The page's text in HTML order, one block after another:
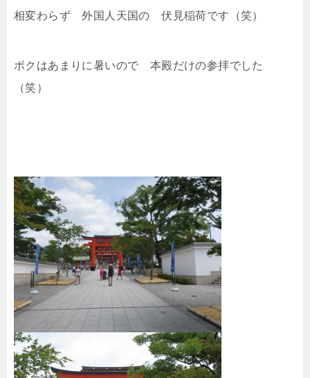
相変わらず 外国人天国の 伏見稲荷です（笑）
ボクはあまりに暑いので 本殿だけの参拝でした
（笑）